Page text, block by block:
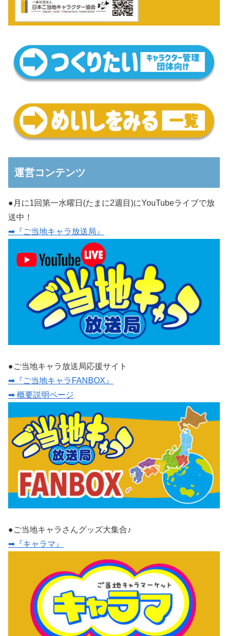
運営コンテンツ
●月に1回第一水曜日(たまに2週目)にYouTubeライブで放
送中！
➡『ご当地キャラ放送局』
●ご当地キャラ放送局応援サイト
➡『ご当地キャラFANBOX』
➡ 概要説明ページ
●ご当地キャラさんグッズ大集合♪
➡『キャラマ』